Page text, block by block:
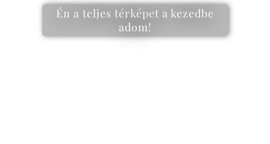
Én a teljes térképet a kezedbe
adom!